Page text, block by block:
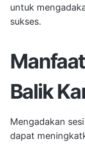
untuk
sukses.
Balik
Mengadakan
dapat